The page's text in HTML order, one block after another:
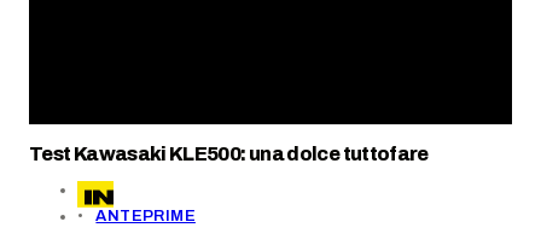
Test Kawasaki KLE500: una dolce tuttofare
ANTEPRIME